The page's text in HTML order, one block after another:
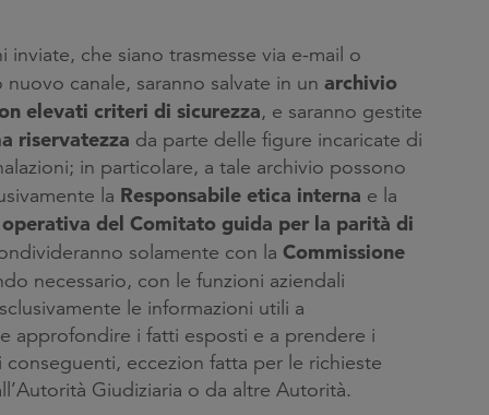
inviate, che siano trasmesse via e-mail o
canale, saranno salvate in un archivio
elevati criteri di sicurezza, e saranno gestite
riservatezza da parte delle figure incaricate di
in particolare, a tale archivio possono
la Responsabile etica interna e la
operativa del Comitato guida per la parità di
solamente con la Commissione
necessario, con le funzioni aziendali
le informazioni utili a
approfondire i fatti esposti e a prendere i
eccezion fatta per le richieste
Giudiziaria o da altre Autorità.